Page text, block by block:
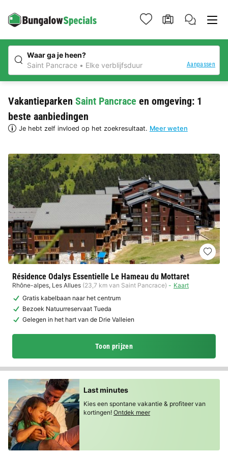
Waar ga je heen?
Saint Pancrace
Elke verblijfsduur Aanpassen
Vakantieparken Saint Pancrace en omgeving: 1
beste aanbiedingen
Je hebt zelf invloed op het zoekresultaat. Meer weten
Résidence Odalys Essentielle Le Hameau du Mottaret
Rhône-alpes, Les Allues (23,7 km van Saint Pancrace)
Kaart
Gratis kabelbaan naar het centrum
Bezoek Natuurreservaat Tueda
Gelegen in het hart van de Drie Valleien
Toon prijzen
Last minutes
Kies een spontane vakantie & profiteer van
kortingen! Ontdek meer